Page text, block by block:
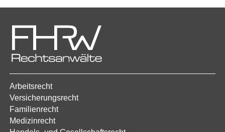
Arbeitsrecht
Versicherungsrecht
Familienrecht
Medizinrecht